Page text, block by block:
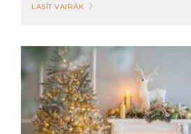
LASĪT VAIRĀK